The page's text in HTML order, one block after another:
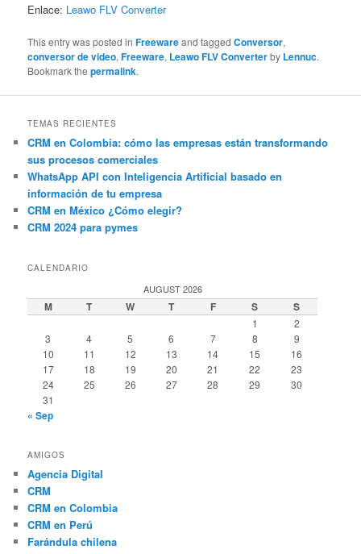
Enlace: Leawo FLV Converter
This entry was posted inFreewareand taggedConversor,
conversor de video,Freeware, Leawo FLV Converterby Lennuc.
Bookmark thepermalink.
TEMAS RECIENTES
CRM en Colombia: cómo las empresas están transformando
sus procesos comerciales
WhatsApp API con Inteligencia Artificial basado en
información de tu empresa
CRM en México ¿Cómo elegir?
CRM 2024 para pymes
CALENDARIO
AUGUST 2026
M T W T F S S
1
2
3
4 5 6 7 8
9
10
11 12 13 14 15
16
17
18 19 20 21 22
23
24
25 26 27 28 29
30
31
« Sep
AMIGOS
Agencia Digital
CRM
CRM en Colombia
CRM en Perú
Farándula chilena